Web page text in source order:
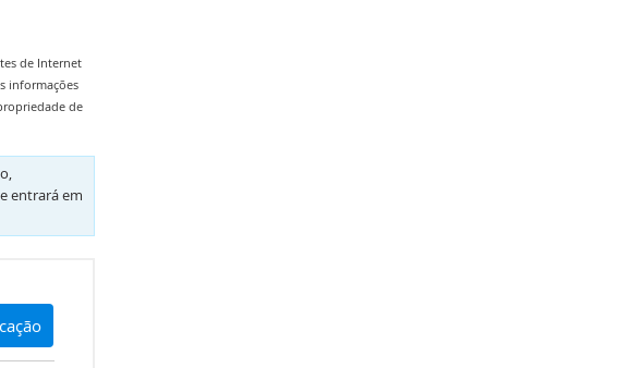
de Internet
informações
de
entrará em